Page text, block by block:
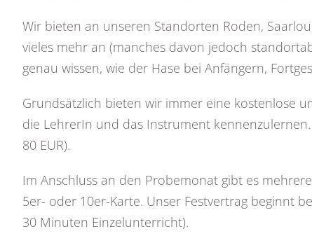
Wir bieten an unseren Standorten Roden,
vieles mehr an (manches davon jedoch
genau wissen, wie der Hase bei Anfängern,
Grundsätzlich bieten wir immer eine kostenlose
die LehrerIn und das Instrument
80 EUR).
Im Anschluss an den Probemonat gibt es
5er- oder 10er-Karte. Unser Festvertrag beginnt
30 Minuten Einzelunterricht).